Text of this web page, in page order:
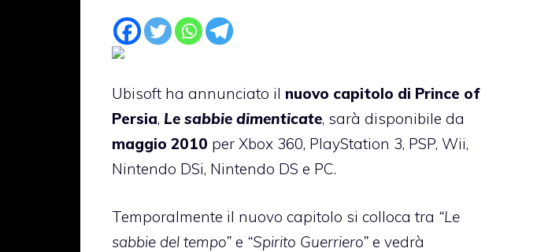
Ubisoft ha annunciato il nuovo capitolo di Prince of
Persia, Le sabbie dimenticate, sarà disponibile da
maggio 2010 per Xbox 360, PlayStation 3, PSP, Wii,
Nintendo DSi, Nintendo DS e PC.
Temporalmente il nuovo capitolo si colloca tra “Le
sabbie del tempo” e “Spirito Guerriero” e vedrà